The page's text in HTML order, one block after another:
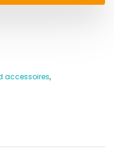
accessoires,